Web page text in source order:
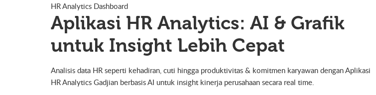
HR Analytics Dashboard
Aplikasi HR Analytics: AI & Grafik
untuk Insight Lebih Cepat
Analisis data HR seperti kehadiran, cuti hingga produktivitas & komitmen karyawan dengan Aplikasi
HR Analytics Gadjian berbasis AI untuk insight kinerja perusahaan secara real time.